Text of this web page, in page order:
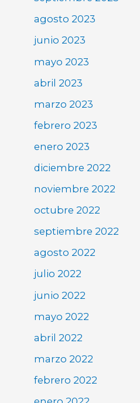
agosto 2023
junio 2023
mayo 2023
abril 2023
marzo 2023
febrero 2023
enero 2023
diciembre 2022
noviembre 2022
octubre 2022
septiembre 2022
agosto 2022
julio 2022
junio 2022
mayo 2022
abril 2022
marzo 2022
febrero 2022